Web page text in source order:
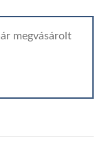
megvásárolt